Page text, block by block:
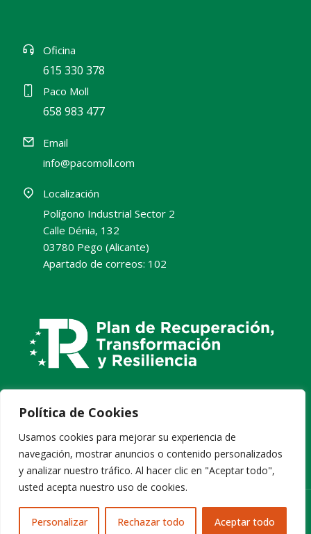
Política de Cookies
Usamos cookies para mejorar su experiencia de
navegación, mostrar anuncios o contenido personalizados
y analizar nuestro tráfico. Al hacer clic en "Aceptar todo",
usted acepta nuestro uso de cookies.
Personalizar Rechazar todo Aceptar todo
Oficina
615 330 378
Paco Moll
658 983 477
Email
info@pacomoll.com
Localización
Polígono Industrial Sector 2
Calle Dénia, 132
03780 Pego (Alicante)
Apartado de correos: 102
Diseño web Pixelcero.com